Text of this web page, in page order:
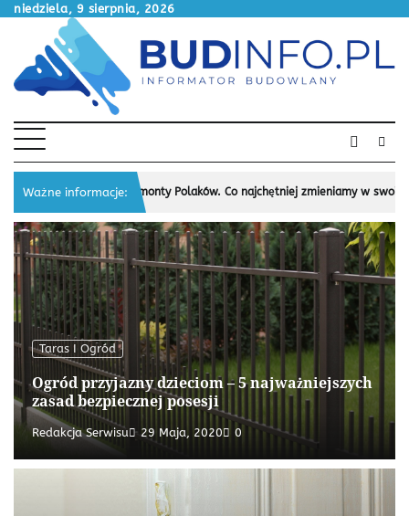
Skip
content
niedziela, 9 sierpnia, 2026
Ważne informacje:
Letnie remonty Polaków. Co najchętniej zmieniamy w swoich
Taras I Ogród
Ogród przyjazny dzieciom – 5 najważniejszych
zasad bezpiecznej posesji
Redakcja Serwisu 29 Maja, 2020 0